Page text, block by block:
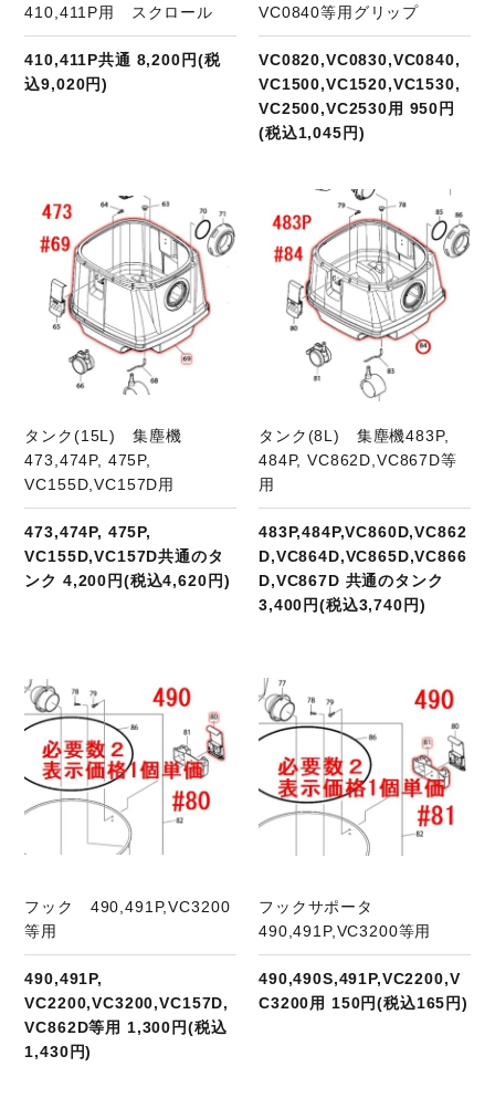
410,411P用 スクロール
410,411P共通 8,200円(税
込9,020円)
VC0840等用グリップ
VC0820,VC0830,VC0840,
VC1500,VC1520,VC1530,
VC2500,VC2530用 950円
(税込1,045円)
タンク(15L) 集塵機
473,474P, 475P,
VC155D,VC157D用
473,474P, 475P,
VC155D,VC157D共通のタ
ンク 4,200円(税込4,620円)
タンク(8L) 集塵機483P,
484P, VC862D,VC867D等
用
483P,484P,VC860D,VC862
D,VC864D,VC865D,VC866
D,VC867D 共通のタンク
3,400円(税込3,740円)
商品ページへ
フック 490,491P,VC3200
等用
490,491P,
VC2200,VC3200,VC157D,
VC862D等用 1,300円(税込
1,430円)
フックサポータ
490,491P,VC3200等用
490,490S,491P,VC2200,V
C3200用 150円(税込165円)